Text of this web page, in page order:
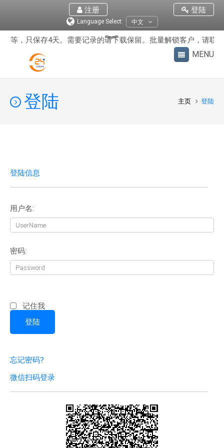
登陆
注册
Language Select: 中文
，只保存4天。需要记录的请下载保留。批量解锁客户，请联系
登陆 主页 登陆
登陆信息
用户名:
密码:
记住我
忘记密码?
微信扫码登录